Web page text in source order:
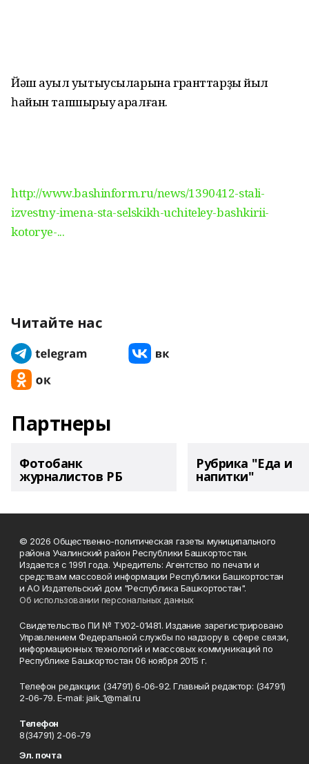
Йәш ауыл уҡытыусыларына гранттарҙы йыл
һайын тапшырыу ҡаралған.
http://www.bashinform.ru/news/1390412-stali-
izvestny-imena-sta-selskikh-uchiteley-bashkirii-
kotorye-...
Читайте нас
Партнеры
Фотобанк
журналистов РБ
Рубрика "Еда и
напитки"
© 2026 Общественно-политическая газеты муниципального
района Учалинский район Республики Башкортостан.
Издается с 1991 года. Учредитель: Агентство по печати и
средствам массовой информации Республики Башкортостан
и АО Издательский дом "Республика Башкортостан".
Об использовании персональных данных
Свидетельство ПИ № ТУ02-01481. Издание зарегистрировано
Управлением Федеральной службы по надзору в сфере связи,
информационных технологий и массовых коммуникаций по
Республике Башкортостан 06 ноября 2015 г.
Телефон редакции: (34791) 6-06-92. Главный редактор: (34791)
2-06-79. Е-mаil: jaik_1@mail.ru
Телефон
8(34791) 2-06-79
Эл. почта